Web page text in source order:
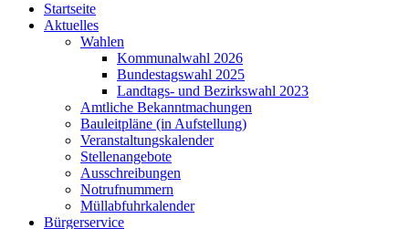
Startseite
Aktuelles
Wahlen
Kommunalwahl 2026
Bundestagswahl 2025
Landtags- und Bezirkswahl 2023
Amtliche Bekanntmachungen
Bauleitpläne (in Aufstellung)
Veranstaltungskalender
Stellenangebote
Ausschreibungen
Notrufnummern
Müllabfuhrkalender
Bürgerservice